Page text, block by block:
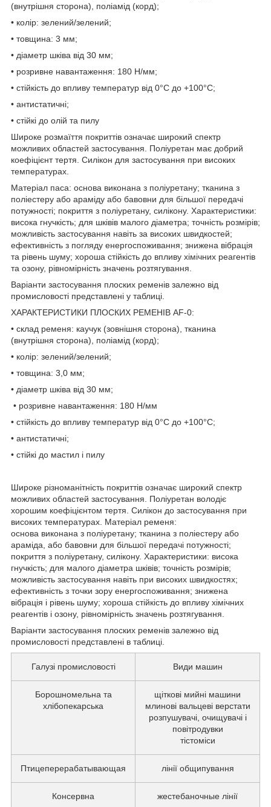
(внутрішня сторона), поліамід (корд);
• колір: зелений/зелений;
• товщина: 3 мм;
• діаметр шківа від 30 мм;
• розривне навантаження: 180 Н/мм;
• стійкість до впливу температур від 0°C до +100°C;
• антистатичні;
• стійкі до олій та пилу
Широке розмаїття покриттів означає широкий спектр
можливих областей застосування. Поліуретан має добрий
коефіцієнт тертя. Силікон для застосування при високих
температурах.
Матеріал паса: основа виконана з поліуретану; тканина з
поліестеру або араміду або бавовни для більшої передачі
потужності; покриття з поліуретану, силікону. Характеристики:
висока гнучкість; для шківів малого діаметра; точність розмірів;
можливість застосування навіть за високих швидкостей;
ефективність з погляду енергоспоживання; знижена вібрація
та рівень шуму; хороша стійкість до впливу хімічних реагентів
та озону, рівномірність значень розтягування.
Варіанти застосування плоских ременів залежно від
промисловості представлені у таблиці.
ХАРАКТЕРИСТИКИ ПЛОСКИХ РЕМЕНІВ AF-0:
• склад ременя: каучук (зовнішня сторона), тканина
(внутрішня сторона), поліамід (корд);
• колір: зелений/зелений;
• товщина: 3,0 мм;
• діаметр шківа від 30 мм;
• розривне навантаження: 180 Н/мм
• стійкість до впливу температур від 0°C до +100°C;
• антистатичні;
• стійкі до мастил і пилу
Широке різноманітність покриттів означає широкий спектр
можливих областей застосування. Поліуретан володіє
хорошим коефіцієнтом тертя. Силікон до застосування при
високих температурах. Матеріал ременя:
основа виконана з поліуретану; тканина з поліестеру або
араміда, або бавовни для більшої передачі потужності;
покриття з поліуретану, силікону. Характеристики: висока
гнучкість; для малого діаметра шківів; точність розмірів;
можливість застосування навіть при високих швидкостях;
ефективність з точки зору енергоспоживання; знижена
вібрація і рівень шуму; хороша стійкість до впливу хімічних
реагентів і озону, рівномірність значень розтягування.
Варіанти застосування плоских ременів залежно від
промисловості представлені в таблиці.
Галузі промисловості Види машин
Борошномельна та
хлібопекарська
щіткові мийні машини
млинові вальцеві верстати
розпушувачі, очищувачі і
повітродувки
тістоміси
Птицеперерабатывающая лінії общипування
Консервна жестебаночные лінії